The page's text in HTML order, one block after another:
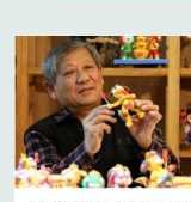
非遗大集
非遗后援团
非遗大数据